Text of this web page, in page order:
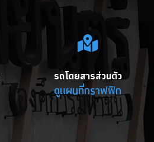
รถโดยสารส่วนตัว
ดูแผนที่กราฟฟิก